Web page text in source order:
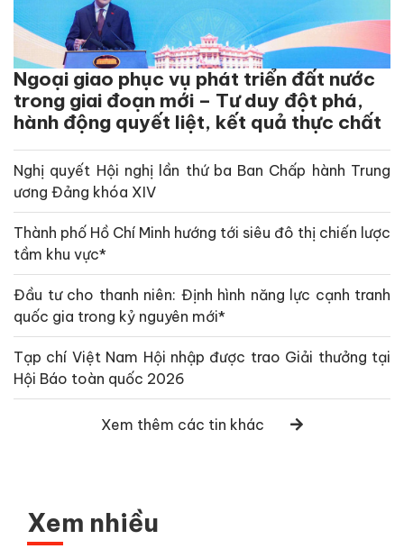
Ngoại giao phục vụ phát triển đất nước
trong giai đoạn mới – Tư duy đột phá,
hành động quyết liệt, kết quả thực chất
Nghị quyết Hội nghị lần thứ ba Ban Chấp hành Trung
ương Đảng khóa XIV
Thành phố Hồ Chí Minh hướng tới siêu đô thị chiến lược
tầm khu vực*
Đầu tư cho thanh niên: Định hình năng lực cạnh tranh
quốc gia trong kỷ nguyên mới*
Tạp chí Việt Nam Hội nhập được trao Giải thưởng tại
Hội Báo toàn quốc 2026
Xem thêm các tin khác
Xem nhiều